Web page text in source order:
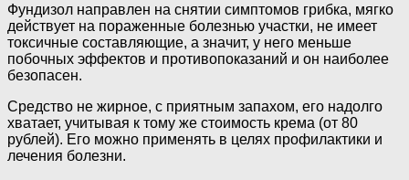
Фундизол направлен на снятии симптомов грибка, мягко
действует на пораженные болезнью участки, не имеет
токсичные составляющие, а значит, у него меньше
побочных эффектов и противопоказаний и он наиболее
безопасен.
Средство не жирное, с приятным запахом, его надолго
хватает, учитывая к тому же стоимость крема (от 80
рублей). Его можно применять в целях профилактики и
лечения болезни.